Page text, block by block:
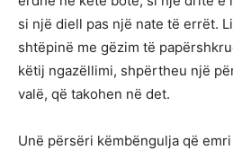
si një diell pas një nate të errët.
shtëpinë me gëzim të
këtij ngazëllimi, shpërtheu një
valë, që takohen në det.
Unë përsëri këmbëngulja që